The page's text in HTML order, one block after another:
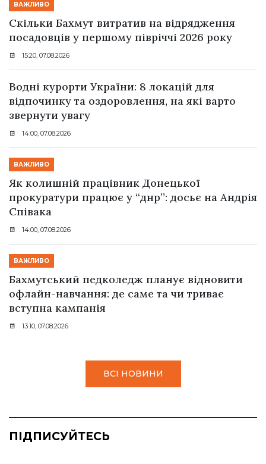
ВАЖЛИВО
Скільки Бахмут витратив на відрядження
посадовців у першому півріччі 2026 року
15:20, 07.08.2026
Водні курорти України: 8 локацій для
відпочинку та оздоровлення, на які варто
звернути увагу
14:00, 07.08.2026
ВАЖЛИВО
Як колишній працівник Донецької
прокуратури працює у “днр”: досьє на Андрія
Співака
14:00, 07.08.2026
ВАЖЛИВО
Бахмутський педколедж планує відновити
офлайн-навчання: де саме та чи триває
вступна кампанія
13:10, 07.08.2026
ВСІ НОВИНИ
ПІДПИСУЙТЕСЬ